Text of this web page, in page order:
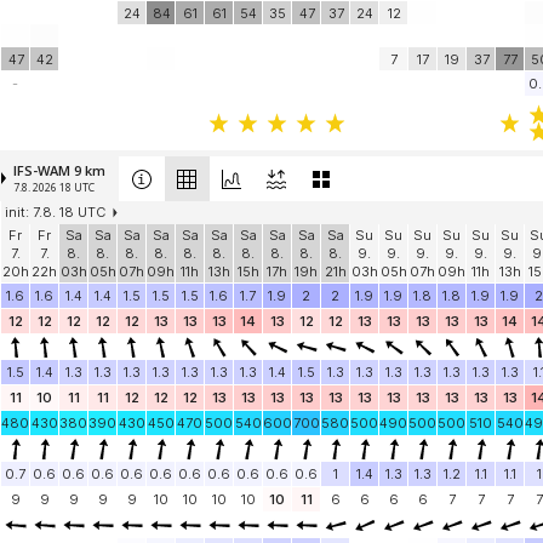
47 42
24 84 61 61 54 35 47 37 24 12
7 17 19 37 77
-
IFS-WAM 9 km
7.8. 2026 18 UTC
init: 7.8. 18 UTC
Fr
7.
20h
Fr
7.
22h
Sa
8.
03h
Sa
8.
05h
Sa
8.
07h
Sa
8.
09h
Sa
8.
11h
Sa
8.
13h
Sa
8.
15h
Sa
8.
17h
Sa
8.
19h
Sa
8.
21h
Su
9.
03h
Su
9.
05h
Su
9.
07h
Su
9.
09h
Su
9.
11h
Su
9.
13h
1.6
1.6 1.4 1.4 1.5 1.5 1.5 1.6 1.7 1.9 2 2 1.9 1.9 1.8 1.8 1.9 1.9
2
12
12 12 12 12 13 13 13 14 13 12 12 13 13 13 13 13 14
1.5 1.4 1.3 1.3 1.3 1.3 1.3 1.3 1.3 1.4 1.5 1.3 1.3 1.3 1.3 1.3 1.3 1.3
11
10 11 11 12 12 12 13 13 13 13 13 13 13 13 13 13 13
480 430 380 390 430 450 470 500 540 600 700 580 500490 500 500 510 540
0.7 0.6 0.6 0.6 0.6 0.6 0.6 0.6 0.6 0.6 0.6 1 1.4 1.3 1.3 1.2 1.1 1.1
1
9
9 9 9 9 10 10 10 10 10 11 6 6 6 6 7 7 7 7